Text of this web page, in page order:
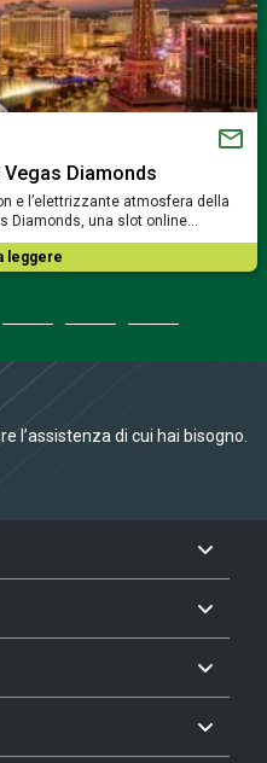
Diamonds
e l’elettrizzante atmosfera della
Diamonds, una slot online…
leggere
l’assistenza di cui hai bisogno.